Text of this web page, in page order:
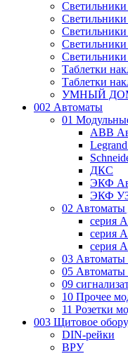
Светильники
Таблетки
Таблетки
УМНЫЙ
002 Автоматы
01
ABB
ДКС
ЭКФ
ЭКФ
02 Автоматы
серия
серия
серия
03
05 Автоматы
09
10 Прочее
11 Розетки
003 Щитовое
DIN-рейки
ВРУ